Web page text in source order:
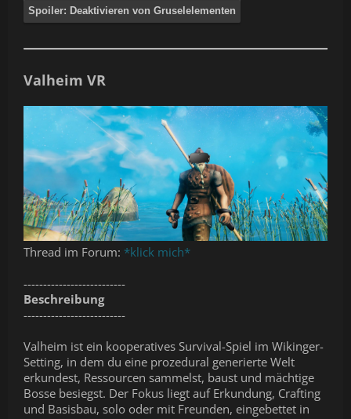
Spoiler: Deaktivieren von Gruselelementen
Valheim VR
Thread im Forum: *klick mich*
--------------------------
Beschreibung
--------------------------
Valheim ist ein kooperatives Survival-Spiel im Wikinger-
Setting, in dem du eine prozedural generierte Welt
erkundest, Ressourcen sammelst, baust und mächtige
Bosse besiegst. Der Fokus liegt auf Erkundung, Crafting
und Basisbau, solo oder mit Freunden, eingebettet in